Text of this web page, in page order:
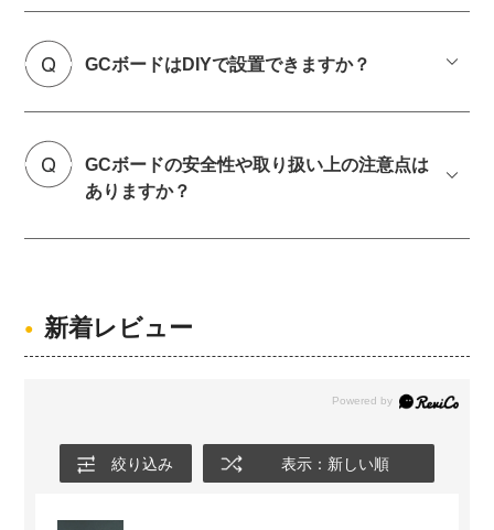
GCボードはDIYで設置できますか？
GCボードの安全性や取り扱い上の注意点は
ありますか？
新着レビュー
絞り込み 表示：新しい順